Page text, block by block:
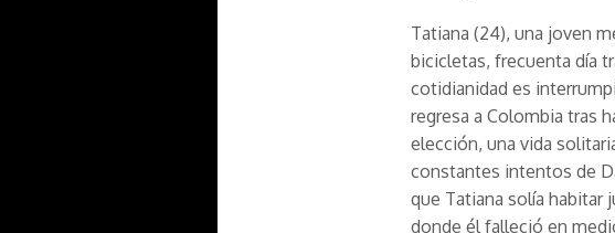
Tatiana (24), una joven
bicicletas, frecuenta día
cotidianidad es
regresa a Colombia tras
elección, una vida
constantes intentos de
que Tatiana solía habitar
donde él falleció en